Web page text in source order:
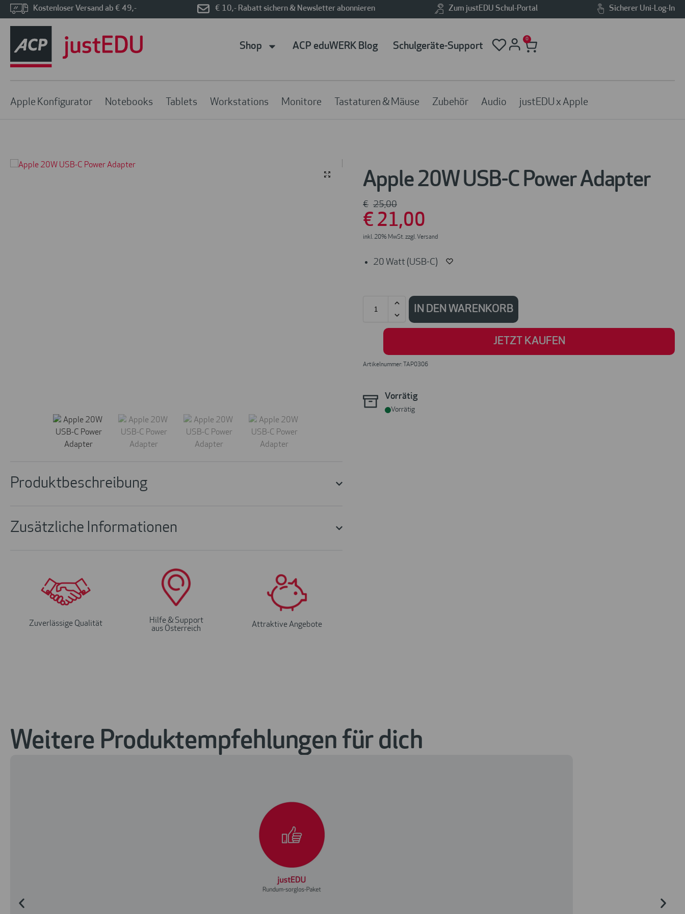
Kostenloser Versand ab € 49,- € 10,- Rabatt sichern & Newsletter abonnieren Zum justEDU Schul-Portal Sicherer Uni-Log-In
Shop ACP eduWERK Blog Schulgeräte-Support
0
Apple Konfigurator Notebooks Tablets Workstations Monitore Tastaturen & Mäuse Zubehör Audio justEDU x Apple
Produktbeschreibung
Zusätzliche Informationen
Zuverlässige Qualität
Hilfe & Support
aus Österreich
Attraktive Angebote
Apple 20W USB-C Power Adapter
€ 25,00
€ 21,00
inkl. 20% MwSt. zzgl. Versand
20 Watt (USB-C)
IN DEN WARENKORB
JETZT KAUFEN
Artikelnummer: TAP0306
Vorrätig
Vorrätig
Weitere Produktempfehlungen für dich